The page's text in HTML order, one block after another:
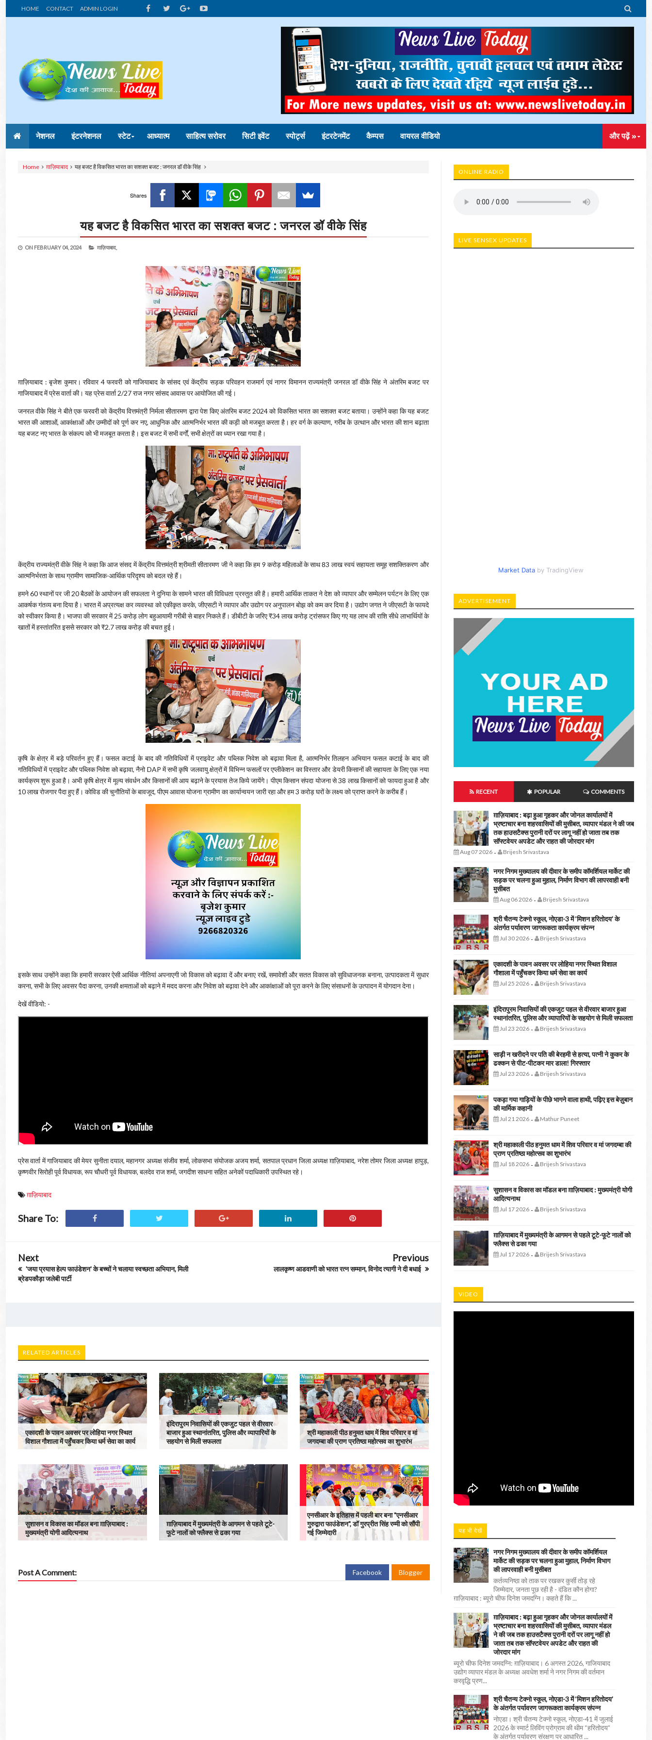
HOME CONTACT ADMIN LOGIN 
नेशनल इंटरनेशनल स्टेट आध्यात्म साहित्य सरोवर सिटी इवेंट स्पोर्ट्स इंटरटेनमेंट कैम्पस वायरल वीडियो और पढ़ें »
Home ग़ाज़ियाबाद यह बजट है विकसित भारत का सशक्त बजट : जनरल डॉ वीके सिंह
Shares
यह बजट है विकसित भारत का सशक्त बजट : जनरल डॉ वीके सिंह
ON FEBRUARY 04, 2024 ग़ाज़ियाबाद,
ग़ाज़ियाबाद : बृजेश कुमार। रविवार 4 फरवरी को गाजियाबाद के सांसद एवं केंद्रीय सड़क परिवहन राजमार्ग एवं नागर विमानन राज्यमंत्री जनरल डॉ वीके सिंह ने अंतरिम बजट पर
गाजियाबाद में प्रेस वार्ता की। यह प्रेस वार्ता 2/27 राज नगर सांसद आवास पर आयोजित की गई।
जनरल वीके सिंह ने बीते एक फरवरी को केंद्रीय वित्तमंत्री निर्मला सीतारमण द्वारा पेश किए अंतरिम बजट 2024 को विकसित भारत का सशक्त बजट बताया। उन्होंने कहा कि यह बजट
भारत की आशाओं, आकांक्षाओं और उम्मीदों को पूर्ण कर नए, आधुनिक और आत्मनिर्भर भारत की कड़ी को मजबूत करता है। हर वर्ग के कल्याण, गरीब के उत्थान और भारत की शान बढ़ाता
यह बजट नए भारत के संकल्प को भी मजबूत करता है। इस बजट में सभी वर्गों, सभी क्षेत्रों का ध्यान रखा गया है।
केंद्रीय राज्यमंत्री वीके सिंह ने कहा कि आज संसद में केंद्रीय वित्तमंत्री श्रीमती सीतारमण जी ने कहा कि हम 9 करोड़ महिलाओं के साथ 83 लाख स्वयं सहायता समूह सशक्तिकरण और
आत्मनिर्भरता के साथ ग्रामीण सामाजिक-आर्थिक परिदृश्य को बदल रहे हैं।
हमने 60 स्थानों पर जी 20 बैठकों के आयोजन की सफलता ने दुनिया के सामने भारत की विविधता प्रस्तुत की है। हमारी आर्थिक ताकत ने देश को व्यापार और सम्मेलन पर्यटन के लिए एक
आकर्षक गंतव्य बना दिया है। भारत में अप्रत्यक्ष कर व्यवस्था को एकीकृत करके, जीएसटी ने व्यापार और उद्योग पर अनुपालन बोझ को कम कर दिया है। उद्योग जगत ने जीएसटी के फायदे
को स्वीकार किया है। भाजपा की सरकार में 25 करोड़ लोग बहुआयामी गरीबी से बाहर निकले हैं। डीबीटी के जरिए ₹34 लाख करोड़ ट्रांसफर किए गए यह लाभ की राशि सीधे लाभार्थियों के
खातों में हस्तांतरित इससे सरकार को ₹2.7 लाख करोड़ की बचत हुई।
कृषि के क्षेत्र में बड़े परिवर्तन हुए हैं। फसल कटाई के बाद की गतिविधियों में प्राइवेट और पब्लिक निवेश को बढ़ावा मिला है, आत्मनिर्भर तिलहन अभियान फसल कटाई के बाद की
गतिविधियों में प्राइवेट और पब्लिक निवेश को बढ़ावा, नैनो DAP में सभी कृषि जलवायु क्षेत्रों में विभिन्न फसलों पर एप्लीकेशन का विस्तार और डेयरी किसानों की सहायता के लिए एक नया
कार्यक्रम शुरू हुआ है। अभी कृषि क्षेत्र में मूल्य संवर्धन और किसानों की आय बढ़ाने के प्रयास तेज किये जायेंगे। पीएम किसान संपदा योजना से 38 लाख किसानों को फायदा हुआ है और
10 लाख रोजगार पैदा हुए हैं। कोविड की चुनौतियों के बावजूद, पीएम आवास योजना ग्रामीण का कार्यान्वयन जारी रहा और हम 3 करोड़ घरों के लक्ष्य को प्राप्त करने के करीब हैं।
इसके साथ उन्होंने कहा कि हमारी सरकार ऐसी आर्थिक नीतियां अपनाएगी जो विकास को बढ़ावा दें और बनाए रखें, समावेशी और सतत विकास को सुविधाजनक बनाना, उत्पादकता में सुधार
करना, सभी के लिए अवसर पैदा करना, उनकी क्षमताओं को बढ़ाने में मदद करना और निवेश को बढ़ावा देने और आकांक्षाओं को पूरा करने के लिए संसाधनों के उत्पादन में योगदान देना।
देखें वीडियो: -
प्रेस वार्ता में गाजियाबाद की मेयर सुनीता दयाल, महानगर अध्यक्ष संजीव शर्मा, लोकसभा संयोजक अजय शर्मा, सतपाल प्रधान जिला अध्यक्ष ग़ाज़ियाबाद, नरेश तोमर जिला अध्यक्ष हापुड़,
कृष्णवीर सिरोही पूर्व विधायक, रूप चौधरी पूर्व विधायक, बलदेव राज शर्मा, जगदीश साधना सहित अनेकों पदाधिकारी उपस्थित रहे।
ग़ाज़ियाबाद
Share To:
Next
'जया प्रयास हेल्प फाउंडेशन' के बच्चों ने चलाया स्वच्छता अभियान, मिली
ब्रेडपकौड़ा जलेबी पार्टी
Previous
लालकृष्ण आडवाणी को भारत रत्न सम्मान, विनोद त्यागी ने दी बधाई
RELATED ARTICLES
एकादशी के पावन अवसर पर लोहिया नगर स्थित
विशाल गौशाला में पहुँचकर किया धर्म सेवा का कार्य
इंदिरापुरम निवासियों की एकजुट पहल से वीरवार
बाजार हुआ स्थानांतरित, पुलिस और व्यापारियों के
सहयोग से मिली सफलता
श्री महाकाली पीठ हनुमत धाम में शिव परिवार व मां
जगदम्बा की प्राण प्रतिष्ठा महोत्सव का शुभारंभ
सुशासन व विकास का मॉडल बना ग़ाज़ियाबाद : ​
मुख्यमंत्री योगी आदित्यनाथ
ग़ाज़ियाबाद में मुख्यमंत्री के आगमन से पहले टूटे-
फूटे नालों को फ्लैक्स से ढका गया
एनसीआर के इतिहास में पहली बार बना "एनसीआर
गुरुद्वारा फाउंडेशन", डॉ गुरप्रीत सिंह रम्मी को सौंपी
गई जिम्मेदारी
Post A Comment: Facebook Blogger
ONLINE RADIO
LIVE SENSEX UPDATES
Market Databy TradingView
ADVERTISEMENT
RECENT POPULAR COMMENTS
ग़ाज़ियाबाद : बढ़ा हुआ गृहकर और जोनल कार्यालयों में
भ्रष्टाचार बना शहरवासियों की मुसीबत, व्यापार मंडल ने की जब
तक हाउसटैक्स पुरानी दरों पर लागू नहीं हो जाता तब तक
सॉफ्टवेयर अपडेट और राहत की जोरदार मांग
Aug 07 2026- Brijesh Srivastava
नगर निगम मुख्यालय की दीवार के समीप कॉमर्शियल मार्केट की
सड़क पर चलना हुआ मुहाल, निर्माण विभाग की लापरवाही बनी
मुसीबत
Aug 06 2026- Brijesh Srivastava
श्री चैतन्य टेक्नो स्कूल, नोएडा-3 में ‘मिशन हरितोदय’ के
अंतर्गत पर्यावरण जागरूकता कार्यक्रम संपन्न
Jul 30 2026- Brijesh Srivastava
एकादशी के पावन अवसर पर लोहिया नगर स्थित विशाल
गौशाला में पहुँचकर किया धर्म सेवा का कार्य
Jul 25 2026- Brijesh Srivastava
इंदिरापुरम निवासियों की एकजुट पहल से वीरवार बाजार हुआ
स्थानांतरित, पुलिस और व्यापारियों के सहयोग से मिली सफलता
Jul 23 2026- Brijesh Srivastava
साड़ी न खरीदने पर पति की बेरहमी से हत्या, पत्नी ने कुकर के
ढक्कन से पीट-पीटकर मार डाला! गिरफ्तार
Jul 23 2026- Brijesh Srivastava
पकड़ा गया गाड़ियों के पीछे भागने वाला हाथी, पढ़िए इस बेज़ुबान
की मार्मिक कहानी
Jul 21 2026- Mathur Puneet
श्री महाकाली पीठ हनुमत धाम में शिव परिवार व मां जगदम्बा की
प्राण प्रतिष्ठा महोत्सव का शुभारंभ
Jul 18 2026- Brijesh Srivastava
सुशासन व विकास का मॉडल बना ग़ाज़ियाबाद : ​मुख्यमंत्री योगी
आदित्यनाथ
Jul 17 2026- Brijesh Srivastava
ग़ाज़ियाबाद में मुख्यमंत्री के आगमन से पहले टूटे-फूटे नालों को
फ्लैक्स से ढका गया
Jul 17 2026- Brijesh Srivastava
VIDEO
यह भी देखें
नगर निगम मुख्यालय की दीवार के समीप कॉमर्शियल
मार्केट की सड़क पर चलना हुआ मुहाल, निर्माण विभाग
की लापरवाही बनी मुसीबत
कर्तव्यनिष्ठा को ताक पर रखकर कुर्सी तोड़ रहे
जिम्मेदार, जनता पूछ रही है - दंडित कौन होगा?
ग़ाज़ियाबाद : ब्यूरो चीफ दिनेश जमदग्नि। कहते हैं कि ...
ग़ाज़ियाबाद : बढ़ा हुआ गृहकर और जोनल कार्यालयों में
भ्रष्टाचार बना शहरवासियों की मुसीबत, व्यापार मंडल
ने की जब तक हाउसटैक्स पुरानी दरों पर लागू नहीं हो
जाता तब तक सॉफ्टवेयर अपडेट और राहत की
जोरदार मांग
ब्यूरो चीफ दिनेश जमदग्नि: ग़ाज़ियाबाद। 6 अगस्त 2026, गाजियाबाद
उद्योग व्यापार मंडल के अध्यक्ष अवधेश शर्मा ने नगर निगम की वर्तमान
करवृद्धि प्रण...
श्री चैतन्य टेक्नो स्कूल, नोएडा-3 में ‘मिशन हरितोदय’
के अंतर्गत पर्यावरण जागरूकता कार्यक्रम संपन्न
नोएडा। श्री चैतन्य टेक्नो स्कूल, नोएडा-41 में जुलाई
2026 के स्मार्ट लिविंग प्रोग्राम की थीम “हरितोदय”
के अंतर्गत पर्यावरण संरक्षण पर आधारित ...